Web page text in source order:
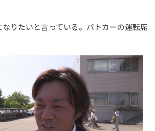
なりたいと言っている。パトカーの運転席